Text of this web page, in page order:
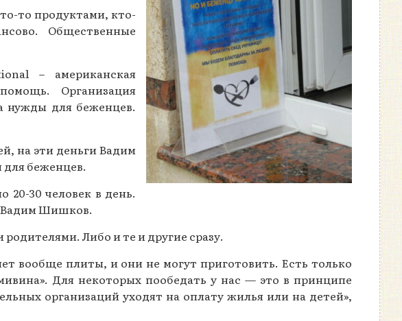
то продуктами, кто-
Общественные
– американская
Организация
нужды для беженцев.
на эти деньги Вадим
беженцев.
20-30 человек в день.
Вадим Шишков.
Либо и те и другие сразу.
вообще плиты, и они не могут приготовить. Есть только
Для некоторых пообедать у нас — это в принципе
организаций уходят на оплату жилья или на детей»,